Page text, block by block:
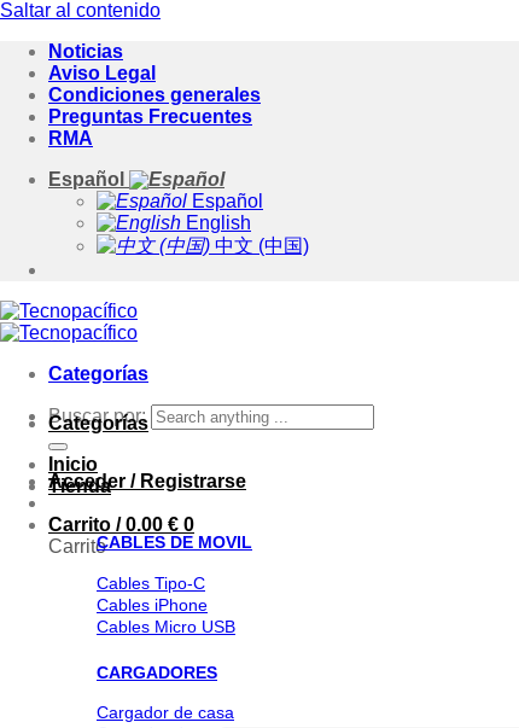
Saltar al contenido
Noticias
Aviso Legal
Condiciones generales
Preguntas Frecuentes
RMA
Español
Español
English
中文 (中国)
Categorías
Buscar por:
Acceder / Registrarse
Carrito /0.00 € 0
Carrito
Categorías
Inicio
Tienda
CABLES DE MOVIL
Cables Tipo-C
Cables iPhone
Cables Micro USB
CARGADORES
Cargador de casa